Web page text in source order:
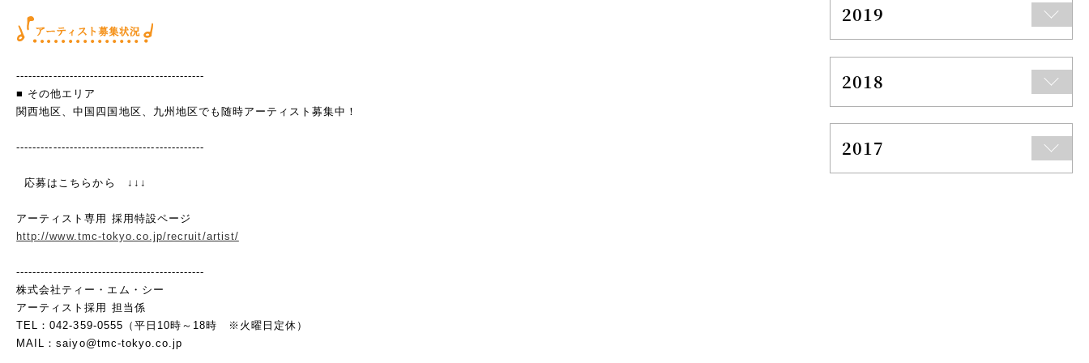
----------------------------------------------
■ その他エリア
関西地区、中国四国地区、九州地区でも随時アーティスト募集中！
----------------------------------------------
応募はこちらから ↓↓↓
アーティスト専用 採用特設ページ
http://www.tmc-tokyo.co.jp/recruit/artist/
----------------------------------------------
株式会社ティー・エム・シー
アーティスト採用 担当係
TEL：042-359-0555（平日10時～18時 ※火曜日定休）
MAIL：saiyo@tmc-tokyo.co.jp
2019
2018
2017